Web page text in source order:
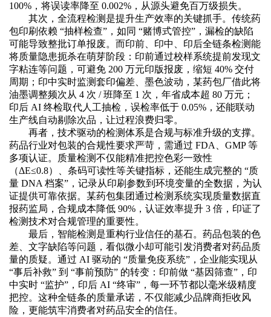
100%，将误读率降至 0.002%，从源头避免百万级损失。
其次，全流程检测是提升生产效率的关键抓手。传统药
包印刷依赖 “抽样检查”，如同 “赌博式管控”，漏检的缺陷
可能导致整批订单报废。而印前、印中、印后全链条检测能
将质量隐患扼杀在萌芽阶段：印前通过校样系统提前发现文
字粘连等问题，可避免 200 万元印版报废，缩短 40% 交付
周期；印中实时监测套印偏差、墨色波动，某药包厂借此将
油墨调整频次从 4 次 / 班降至 1 次，年省成本超 80 万元；
印后 AI 终检取代人工抽检，误检率低于 0.05%，还能联动
生产线自动剔除次品，让过程浪费归零。
再者，技术驱动的检测体系是合规与标准升级的支撑。
药品行业对包装的合规性要求严苛，需通过 FDA、GMP 等
多项认证。质量检测不仅能精准把控色彩一致性
（ΔE≤0.8）、条码可读性等关键指标，还能生成完整的 “质
量 DNA 档案”，记录从印刷参数到环境变量的全数据，为认
证提供可靠依据。某药包集团通过检测系统实现质量数据直
报药监局，合规成本降低 90%，认证效率提升 3 倍，印证了
检测技术对合规管理的重要性。
最后，智能检测是重构行业信任的基石。药品包装的色
差、文字缺陷等问题，看似微小却可能引发消费者对药品质
量的质疑。通过 AI 驱动的 “质量免疫系统”，企业能实现从
“事后补救” 到 “事前预防” 的转变：印前做 “基因筛查”，印
中实时 “监护”，印后 AI “终审”，每一环节都以毫米级精度
把控。这种全链条的质量承诺，不仅能减少品牌商拒收风
险，更能筑牢消费者对药品安全的信任。